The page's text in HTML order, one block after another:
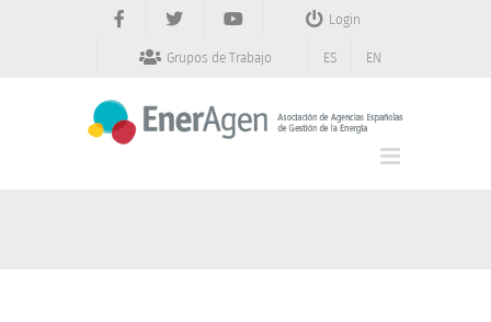
Login
Grupos de Trabajo ES EN